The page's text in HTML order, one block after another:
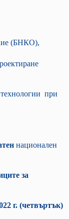
(БНКО),
при
национален
за
г. (четвъртък)